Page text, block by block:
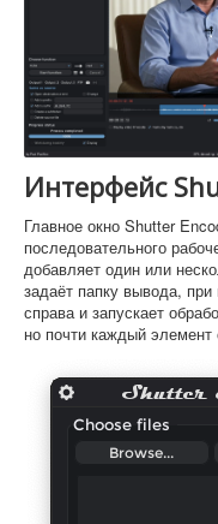
Интерфейс
Главное окно Shutter
последовательного
добавляет один или
задаёт папку вывода,
справа и запускает
но почти каждый элемент